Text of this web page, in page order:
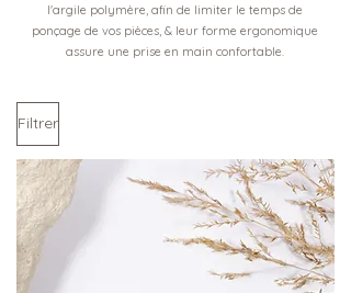
l'argile polymère, afin de limiter le temps de
ponçage de vos pièces, & leur forme ergonomique
assure une prise en main confortable.
Filtrer